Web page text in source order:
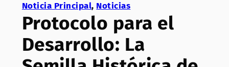
Noticia Principal, Noticias
Protocolo para el
Desarrollo: La